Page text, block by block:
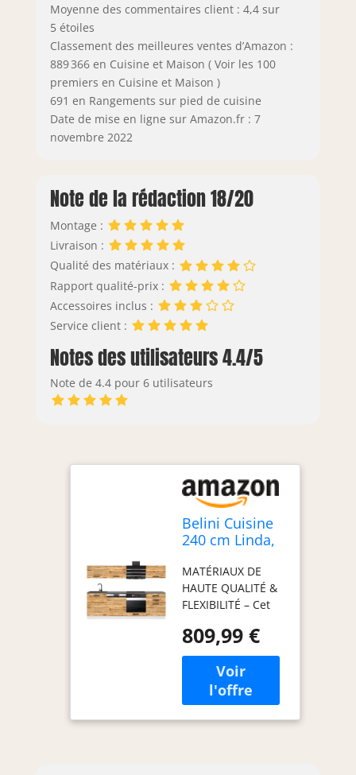
Moyenne des commentaires client : 4,4 sur
5 étoiles
Classement des meilleures ventes d’Amazon :
889 366 en Cuisine et Maison ( Voir les 100
premiers en Cuisine et Maison )
691 en Rangements sur pied de cuisine
Date de mise en ligne sur Amazon.fr : 7
novembre 2022
Note de la rédaction 18/20
Montage :
Livraison :
Qualité des matériaux :
Rapport qualité-prix :
Accessoires inclus :
Service client :
Notes des utilisateurs 4.4/5
Note de 4.4 pour 6 utilisateurs
Belini Cuisine
240 cm Linda,
Travail, Chêne
Wotan
MATÉRIAUX DE
HAUTE QUALITÉ &
FLEXIBILITÉ – Cet
meubles de
cuisine, fabriqué
en panneaux
décoratifs
Econatura
durables, séduit
809,99 €